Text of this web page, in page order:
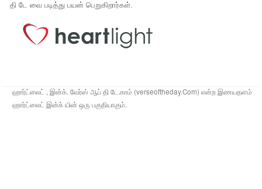
தி டே வை படித்து பயன் பெறுகிறார்கள்.
ஹார்ட்லைட் , இன்க். வேர்ஸ் ஆப் தி டே.காம் (verseoftheday.Com) என்ற இணயதளம்
ஹார்ட்லைட் இன்க் யின் ஒரு பகுதியாகும்.